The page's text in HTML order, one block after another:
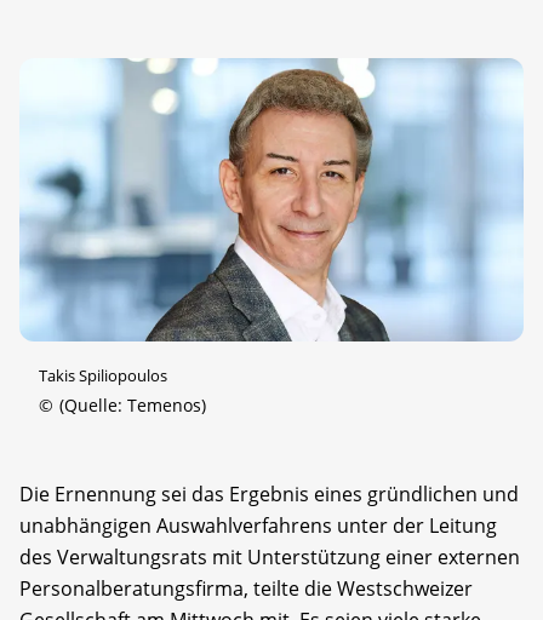
Takis Spiliopoulos
© (Quelle: Temenos)
Die Ernennung sei das Ergebnis eines gründlichen und
unabhängigen Auswahlverfahrens unter der Leitung
des Verwaltungsrats mit Unterstützung einer externen
Personalberatungsfirma, teilte die Westschweizer